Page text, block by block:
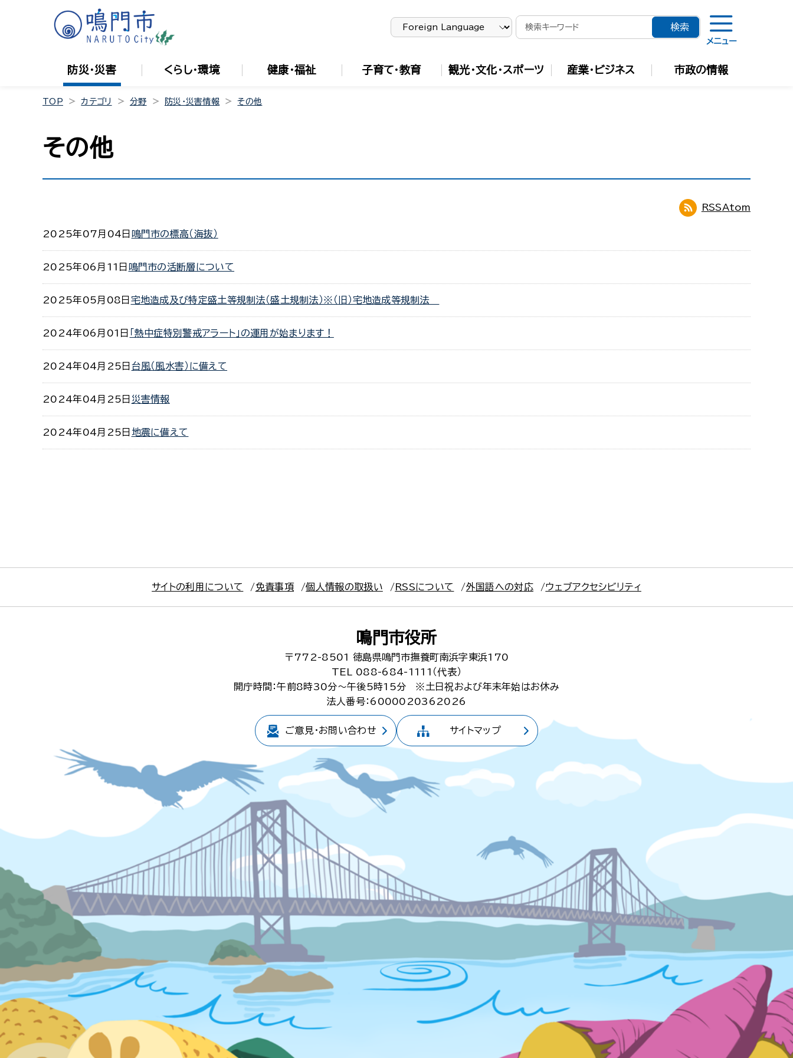
メニュー
防災・災害 くらし・環境 健康・福祉 子育て・教育 観光・文化・スポーツ 産業・ビジネス 市政の情報
TOP カテゴリ 分野 防災・災害情報 その他
その他
RSSAtom
2025年07月04日 鳴門市の標高（海抜）
2025年06月11日 鳴門市の活断層について
2025年05月08日 宅地造成及び特定盛土等規制法（盛土規制法）※（旧）宅地造成等規制法
2024年06月01日 「熱中症特別警戒アラート」の運用が始まります！
2024年04月25日 台風（風水害）に備えて
2024年04月25日 災害情報
2024年04月25日 地震に備えて
サイトの利用について 免責事項 個人情報の取扱い RSSについて 外国語への対応 ウェブアクセシビリティ
鳴門市役所
〒772-8501
徳島県鳴門市撫養町南浜字東浜170
TEL 088-684-1111（代表）
開庁時間：午前8時30分～午後5時15分
※土日祝および年末年始はお休み
法人番号：6000020362026
ご意見・お問い合わせ サイトマップ